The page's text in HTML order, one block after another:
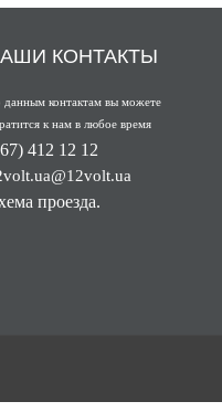
КОНТАКТЫ
данным контактам вы можете
к нам в любое время
412 12 12
проезда.